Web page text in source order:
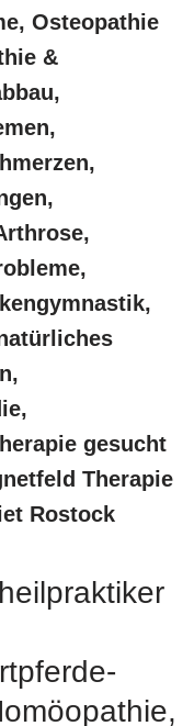
Osteopathie
&
gesucht
Therapie
Rostock